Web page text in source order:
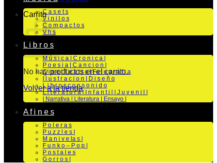
Carrito
No hay productos en el carrito.
Volver a la tienda
C a s e t s
V i n i l o s
C o m p a c t o s
V h s
L i b r o s
M ú s i c a | C r o n i c a |
P o e s i a | C a n c i o n |
C i n e | T e a t r o | Fo t o g r a f i a
I l u s t r a c i o n | D i s e ñ o
L i b r o s c o n s o n i d o
L i t e r a t u r a | I n f a n t i l | J u v e n i l |
| Narrativa | Literatura | Ensayo |
A f i n e s
P o l e r a s
P u z z l e s |
M a n i v e la s |
F u n k o – P o p |
P o s t a l e s
G o r r o s |